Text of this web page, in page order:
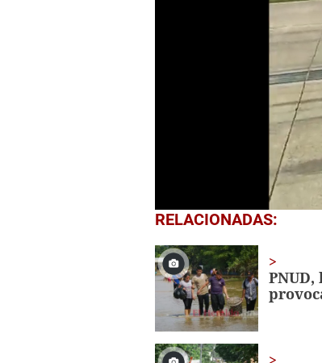
0
seconds
55
secondsVolume
0%
RELACIONADAS: